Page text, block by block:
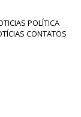
POLÍTICA
CONTATOS